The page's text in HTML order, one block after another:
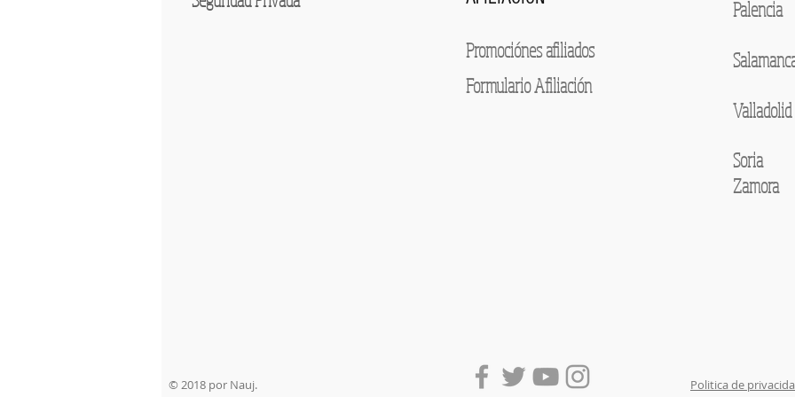
Promociónes afiliados
Formulario Afiliación
Palencia
Valladolid
Soria
Zamora
© 2018 por Nauj. Politica de